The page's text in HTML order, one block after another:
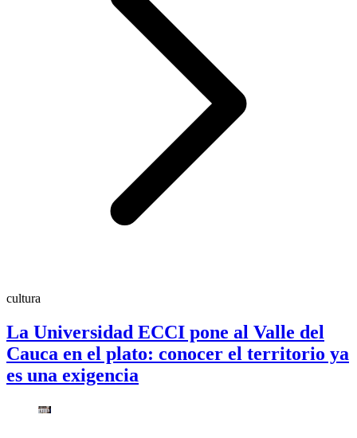
cultura
La Universidad ECCI pone al Valle del
Cauca en el plato: conocer el territorio ya
es una exigencia